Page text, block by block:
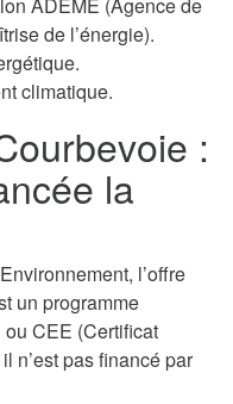
de l’énergie).
climatique.
:
la
l’offre
un programme
CEE (Certificat
n’est pas financé par